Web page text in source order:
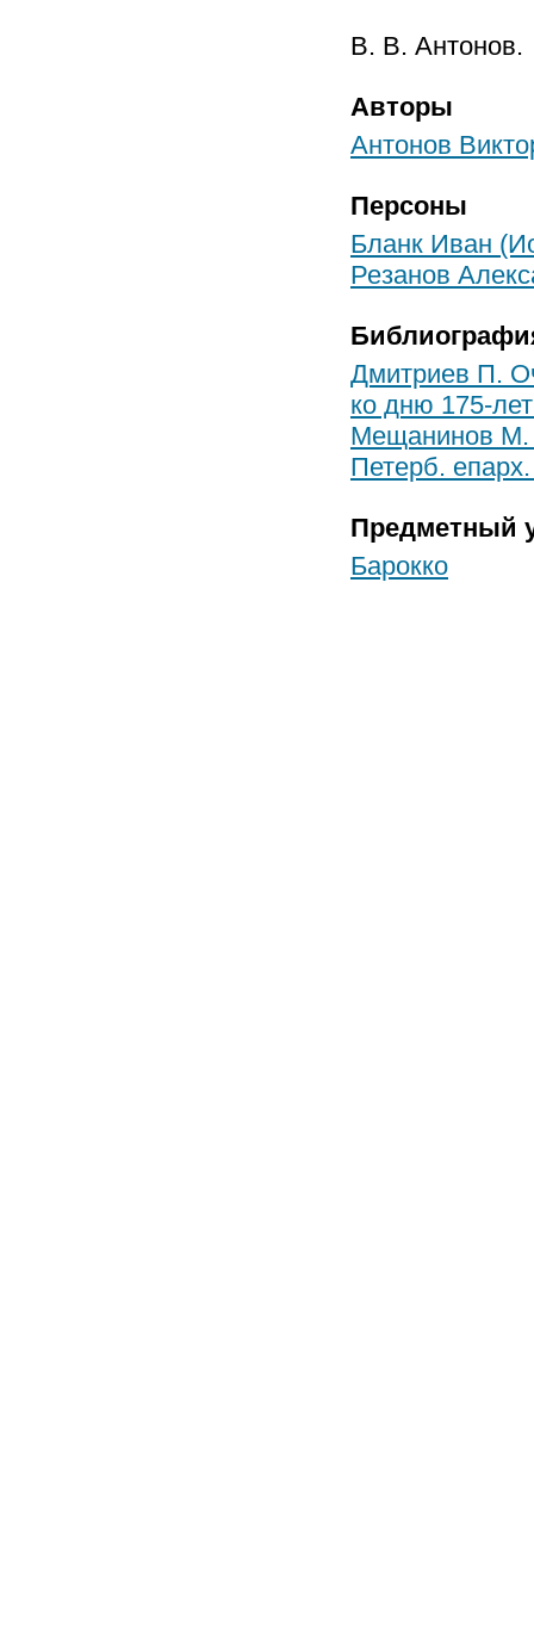
В. В. Антонов.
Авторы
Антонов
Персоны
Бланк Иван
Резанов
Дмитриев П.
ко дню 175-
Мещанинов М.
Петерб.
Предметный
Барокко